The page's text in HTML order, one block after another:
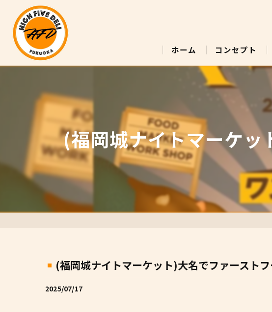
ホーム コンセプト
(福岡城ナイトマーケ
(福岡城ナイトマーケット)大名でファースト
2025/07/17